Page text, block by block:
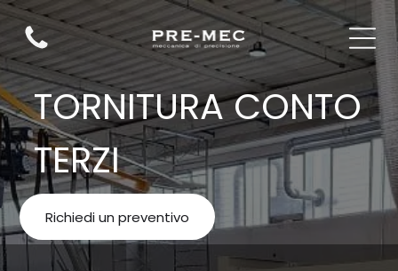
Richiedi un preventivo
TORNITURA CONTO
TERZI